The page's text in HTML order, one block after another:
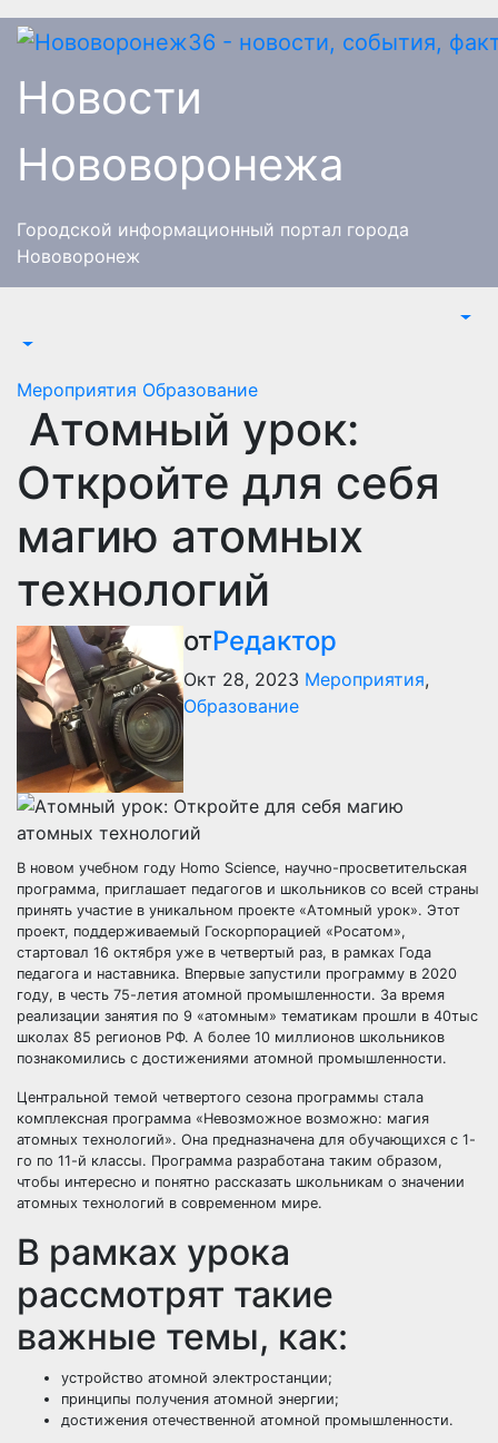
Перейти
Новости
Нововоронежа
Городской информационный портал города
Нововоронеж
Мероприятия Образование
Атомный урок:
Откройте для себя
магию атомных
технологий
отРедактор
Окт 28, 2023 Мероприятия,
Образование
В новом учебном году Homo Science, научно-просветительская
программа, приглашает педагогов и школьников со всей страны
принять участие в уникальном проекте «Атомный урок». Этот
проект, поддерживаемый Госкорпорацией «Росатом»,
стартовал 16 октября уже в четвертый раз, в рамках Года
педагога и наставника. Впервые запустили программу в 2020
году, в честь 75-летия атомной промышленности. За время
реализации занятия по 9 «атомным» тематикам прошли в 40тыс
школах 85 регионов РФ. А более 10 миллионов школьников
познакомились с достижениями атомной промышленности.
Центральной темой четвертого сезона программы стала
комплексная программа «Невозможное возможно: магия
атомных технологий». Она предназначена для обучающихся с 1-
го по 11-й классы. Программа разработана таким образом,
чтобы интересно и понятно рассказать школьникам о значении
атомных технологий в современном мире.
В рамках урока
рассмотрят такие
важные темы, как:
устройство атомной электростанции;
принципы получения атомной энергии;
достижения отечественной атомной промышленности.